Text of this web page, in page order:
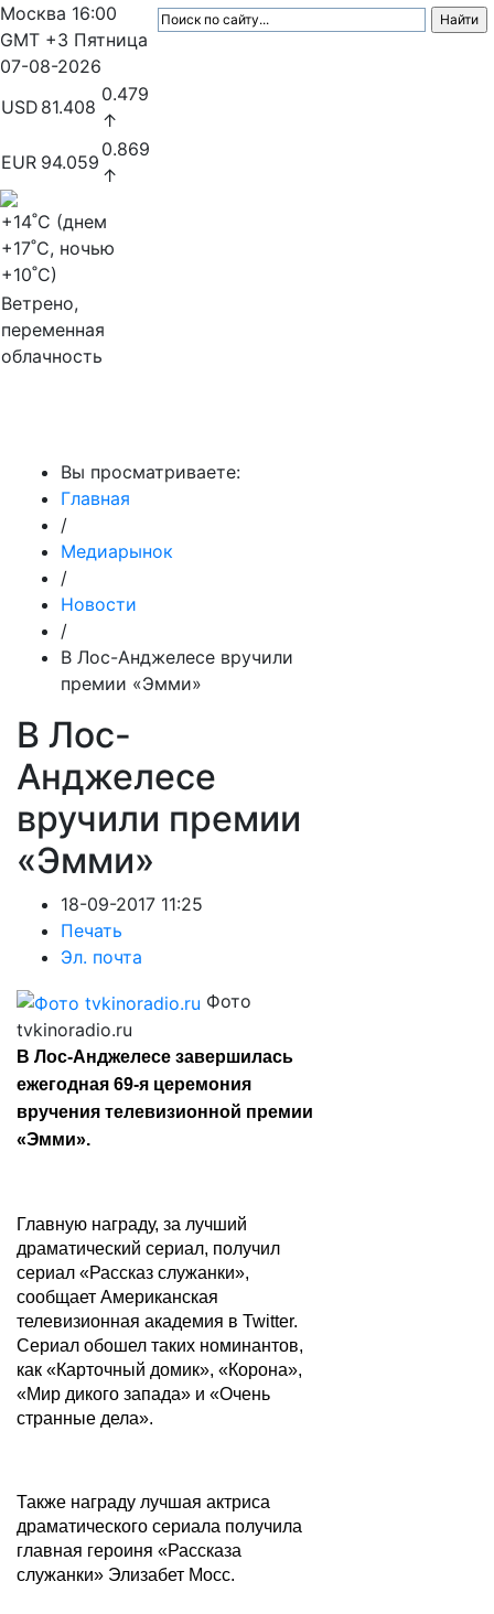
Москва 16:00
GMT +3 Пятница
07-08-2026
USD 81.408
0.479
↑
EUR 94.059
0.869
↑
+14˚C (днем
+17˚C, ночью
+10˚C)
Ветрено,
переменная
облачность
Вы просматриваете:
Главная
/
Медиарынок
/
Новости
/
В Лос-Анджелесе вручили
премии «Эмми»
В Лос-
Анджелесе
вручили премии
«Эмми»
18-09-2017 11:25
Печать
Эл. почта
Фото
tvkinoradio.ru
В Лос-Анджелесе завершилась
ежегодная 69-я церемония
вручения телевизионной премии
«Эмми».
Главную награду, за лучший
драматический сериал, получил
сериал «Рассказ служанки»,
сообщает Американская
телевизионная академия в Twitter.
Сериал обошел таких номинантов,
как «Карточный домик», «Корона»,
«Мир дикого запада» и «Очень
странные дела».
Также награду лучшая актриса
драматического сериала получила
главная героиня «Рассказа
служанки» Элизабет Мосс.